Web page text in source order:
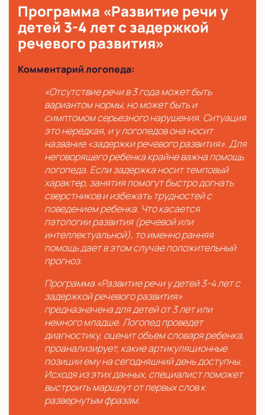
Программа «Развитие речи у
детей 3-4 лет с задержкой
речевого развития»
Комментарий логопеда:
«Отсутствие речи в 3 года может быть
вариантом нормы, но может быть и
симптомом серьезного нарушения. Ситуация
это нередкая, и у логопедов она носит
название «задержки речевого развития». Для
неговорящего ребенка крайне важна помощь
логопеда. Если задержка носит темповый
характер, занятия помогут быстро догнать
сверстников и избежать трудностей с
поведением ребенка. Что касается
патологии развития (речевой или
интеллектуальной), то именно ранняя
помощь дает в этом случае положительный
прогноз.
Программа «Развитие речи у детей 3-4 лет с
задержкой речевого развития»
предназначена для детей от 3 лет или
немного младше. Логопед проведет
диагностику, оценит объем словаря ребенка,
проанализирует, какие артикуляционные
позиции ему на сегодняшний день доступны.
Исходя из этих данных, специалист поможет
выстроить маршрут от первых слов к
развернутым фразам.